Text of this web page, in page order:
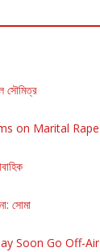
সৌমিত্র
on Marital Rape
সোমা
Soon Go Off-Air